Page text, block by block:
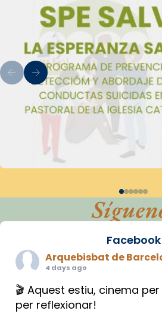
Facebook
Arquebisbat de
4 days ago
🎬 Aquest estiu, cinema
per reflexionar!